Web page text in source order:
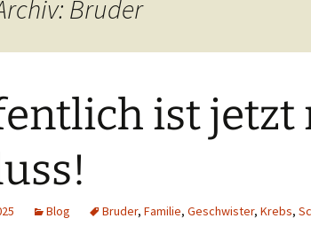
Bruder
ist jetzt
Blog Bruder, Familie, Geschwister, Krebs,